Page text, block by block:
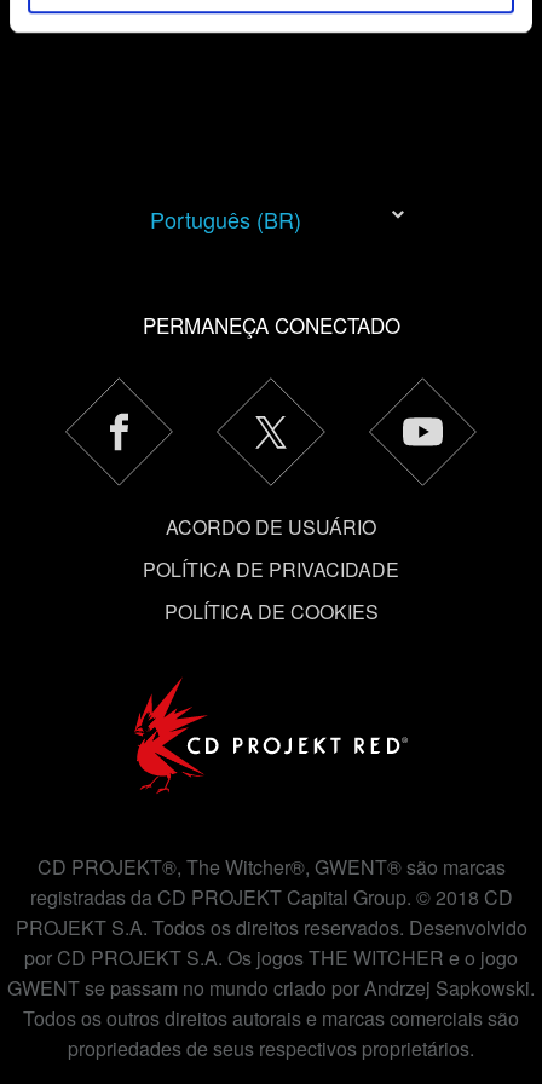
cookies com os nossos parceiros. Todos esses cookies
Português (BR)
PERMANEÇA CONECTADO
ACORDO DE USUÁRIO
POLÍTICA DE PRIVACIDADE
POLÍTICA DE COOKIES
CD PROJEKT®, The Witcher®, GWENT® são marcas
registradas da CD PROJEKT Capital Group. © 2018 CD
PROJEKT S.A. Todos os direitos reservados. Desenvolvido
por CD PROJEKT S.A. Os jogos THE WITCHER e o jogo
GWENT se passam no mundo criado por Andrzej Sapkowski.
Todos os outros direitos autorais e marcas comerciais são
propriedades de seus respectivos proprietários.